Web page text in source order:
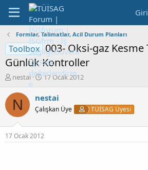
Formlar, Talimatlar, Acil Durum Planları
Toolbox 003- Oksi-gaz Kesme
Günlük Kontroller
K
n
b
u
u
b
nestai
B
ş
l
a
g
ı
17 Ocak 2012
N nestai
Çalışkan Üye TÜİSAG Üyesi
17 Ocak 2012